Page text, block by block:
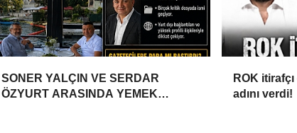
SONER YALÇIN VE SERDAR
ÖZYURT ARASINDA YEMEK
ROK
adını verdi!